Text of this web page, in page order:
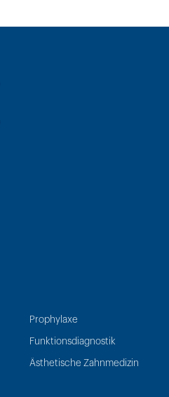
Prophylaxe
Funktionsdiagnostik
Ästhetische Zahnmedizin